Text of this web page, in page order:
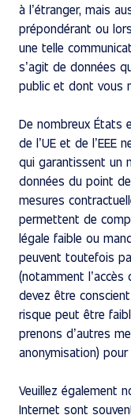
à l’étranger, mais
prépondérant ou
une telle
s’agit de données
public et dont vous
De nombreux États
de l’UE et de
qui garantissent un
données du point
mesures
permettent de
légale faible ou
peuvent toutefois
(notamment l’accès
devez être
risque peut être
prenons d’autres
anonymisation) pour
Veuillez également
Internet sont